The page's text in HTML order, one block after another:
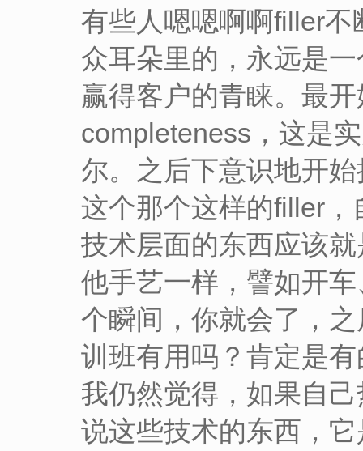
有些人嗯嗯啊啊filler
众耳朵里的，永远是
赢得客户的青睐。最
completeness，这是
尔。之后下意识地开
这个那个这样的filler
技术层面的东西应该
他手艺一样，譬如开
个瞬间，你就会了，
训班有用吗？肯定是
我仍然觉得，如果自
说这些技术的东西，